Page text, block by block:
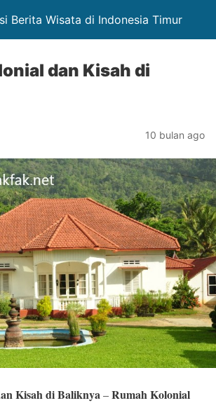
Berita Wisata di Indonesia Timur
dan Kisah di
10 bulan ago
Kisah di Baliknya–Rumah Kolonial